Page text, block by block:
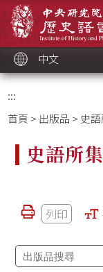
中文
:::
首頁 > 出版品 > 史
史語所
列印